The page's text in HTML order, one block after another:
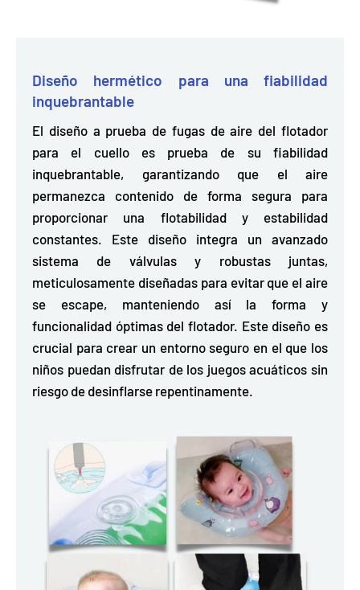
Diseño hermético para una fiabilidad
inquebrantable
El diseño a prueba de fugas de aire del flotador
para el cuello es prueba de su fiabilidad
inquebrantable, garantizando que el aire
permanezca contenido de forma segura para
proporcionar una flotabilidad y estabilidad
constantes. Este diseño integra un avanzado
sistema de válvulas y robustas juntas,
meticulosamente diseñadas para evitar que el aire
se escape, manteniendo así la forma y
funcionalidad óptimas del flotador. Este diseño es
crucial para crear un entorno seguro en el que los
niños puedan disfrutar de los juegos acuáticos sin
riesgo de desinflarse repentinamente.